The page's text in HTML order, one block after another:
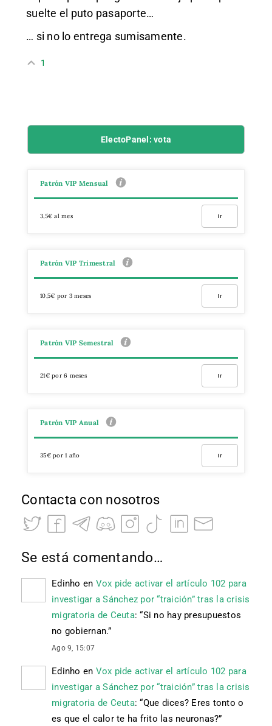
suelte el puto pasaporte…
… si no lo entrega sumisamente.
1
ElectoPanel: vota
Patrón VIP Mensual
3,5€ al mes Ir
Patrón VIP Trimestral
10,5€ por 3 meses Ir
Patrón VIP Semestral
21€ por 6 meses Ir
Patrón VIP Anual
35€ por 1 año Ir
Contacta con nosotros
Se está comentando…
Edinho en Vox pide activar el artículo 102 para
investigar a Sánchez por “traición” tras la crisis
migratoria de Ceuta: “Si no hay presupuestos
no gobiernan.”
Ago 9, 15:07
Edinho en Vox pide activar el artículo 102 para
investigar a Sánchez por “traición” tras la crisis
migratoria de Ceuta: “Que dices? Eres tonto o
es que el calor te ha frito las neuronas?”